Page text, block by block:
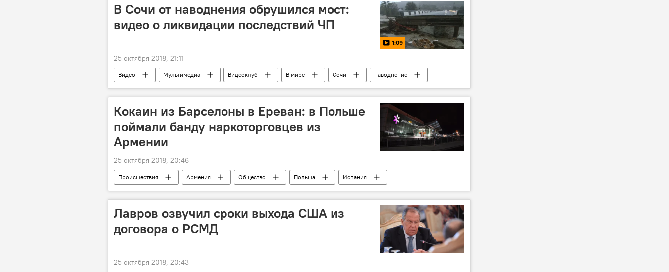
В Сочи от наводнения обрушился мост:
видео о ликвидации последствий ЧП
1:09
25 октября 2018, 21:11
Видео Мультимедиа Видеоклуб В мире Сочи наводнение
Кокаин из Барселоны в Ереван: в Польше
поймали банду наркоторговцев из
Армении
25 октября 2018, 20:46
Происшествия Армения Общество Польша Испания
Лавров озвучил сроки выхода США из
договора о РСМД‍
25 октября 2018, 20:43